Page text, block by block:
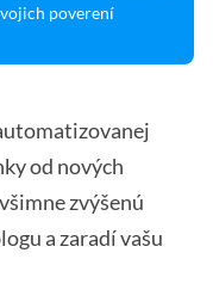
poverení
od nových
zvýšenú
a zaradí vašu